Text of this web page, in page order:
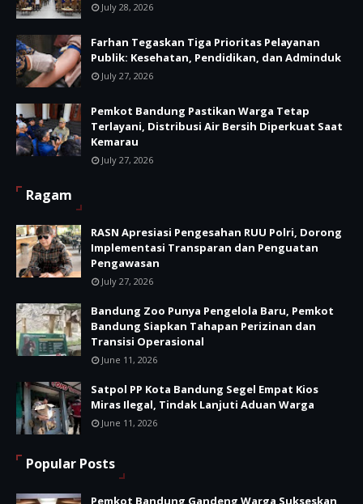
July 28, 2026
Farhan Tegaskan Tiga Prioritas Pelayanan
Publik: Kesehatan, Pendidikan, dan Adminduk
July 27, 2026
Pemkot Bandung Pastikan Warga Tetap
Terlayani, Distribusi Air Bersih Diperkuat Saat
Kemarau
July 27, 2026
Ragam
RASN Apresiasi Pengesahan RUU Polri, Dorong
Implementasi Transparan dan Penguatan
Pengawasan
July 27, 2026
Bandung Zoo Punya Pengelola Baru, Pemkot
Bandung Siapkan Tahapan Perizinan dan
Transisi Operasional
June 11, 2026
Satpol PP Kota Bandung Segel Empat Kios
Miras Ilegal, Tindak Lanjuti Aduan Warga
June 11, 2026
Popular Posts
Pemkot Bandung Gandeng Warga Sukseskan